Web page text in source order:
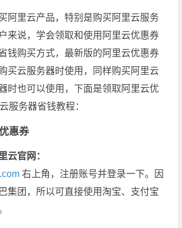
阿里云产品，特别是购买阿里云服务
来说，学会领取和使用阿里云优惠券
钱购买方式，最新版的阿里云优惠券
买云服务器时使用，同样购买阿里云
时也可以使用，下面是领取阿里云优
服务器省钱教程：
惠券
云官网：
右上角，注册账号并登录一下。因
集团，所以可直接使用淘宝、支付宝